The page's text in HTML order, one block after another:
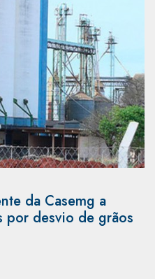
da Casemg a
por desvio de grãos